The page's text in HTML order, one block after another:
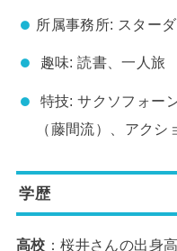
所属事務所: スター
趣味: 読書、一人旅
特技: サクソフォー
（藤間流）、アクシ
学歴
高校 ：桜井さんの出身